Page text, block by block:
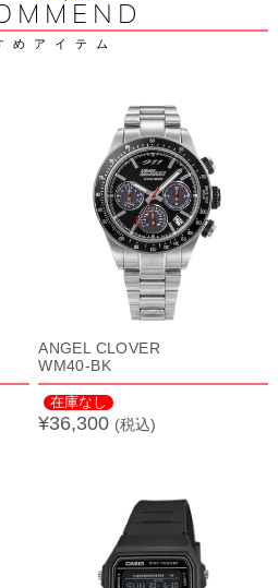
めアイテム
ANGEL CLOVER
WM40-BK
在庫なし
¥36,300 (税込)